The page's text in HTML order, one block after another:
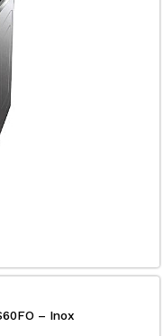
– Inox